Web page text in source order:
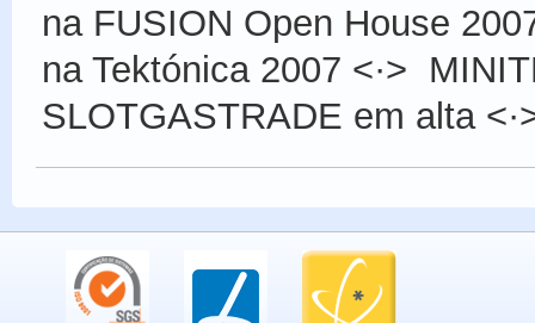
na FUSION Open House
na Tektónica 2007 <·>
SLOTGASTRADE em alta